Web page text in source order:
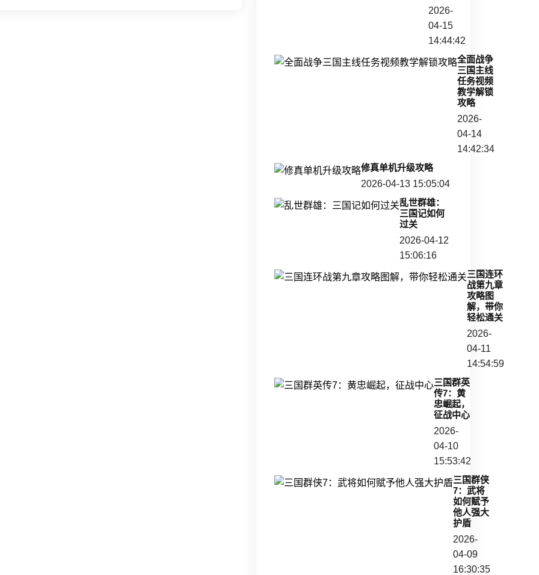
2026-
04-15
14:44:42
全面战争
三国主线
任务视频
教学解锁
攻略
2026-
04-14
14:42:34
修真单机升级攻略
2026-04-13 15:05:04
乱世群雄：
三国记如何
过关
2026-04-12
15:06:16
三国连环
战第九章
攻略图
解，带你
轻松通关
2026-
04-11
14:54:59
三国群英
传7：黄
忠崛起，
征战中心
2026-
04-10
15:53:42
三国群侠
7：武将
如何赋予
他人强大
护盾
2026-
04-09
16:30:35